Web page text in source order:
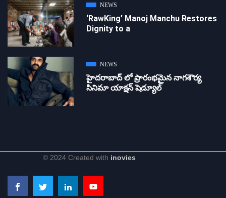
NEWS
‘RawKing’ Manoj Manchu Restores
Dignity to a
NEWS
హైదరాబాద్ లో ప్రారంభమైన నాగశౌర్య
సినిమా యాక్షన్ షెడ్యూల్
© 2024 Created with inovies